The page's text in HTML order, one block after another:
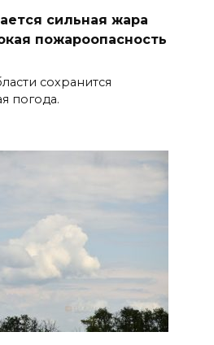
Ростов может
с населением
15:22
области из-за
часть
трасс поливают
14:55
сильная жара
пожароопасность
сохранится
погода.